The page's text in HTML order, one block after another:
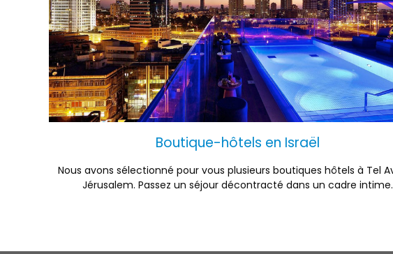
Boutique-hôtels en Israël
Nous avons sélectionné pour vous plusieurs boutiques hôtels à Tel
Jérusalem. Passez un séjour décontracté dans un cadre intime.